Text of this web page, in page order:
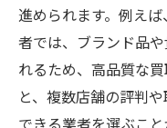
進められます。例え
者では、ブランド品
れるため、高品質な
と、複数店舗の評判